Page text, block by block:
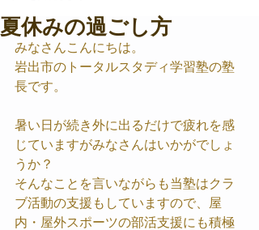
夏休みの過ごし方
みなさんこんにちは。
岩出市のトータルスタディ学習塾の塾
長です。
暑い日が続き外に出るだけで疲れを感
じていますがみなさんはいかがでしょ
うか？
そんなことを言いながらも当塾はクラ
ブ活動の支援もしていますので、屋
内・屋外スポーツの部活支援にも積極